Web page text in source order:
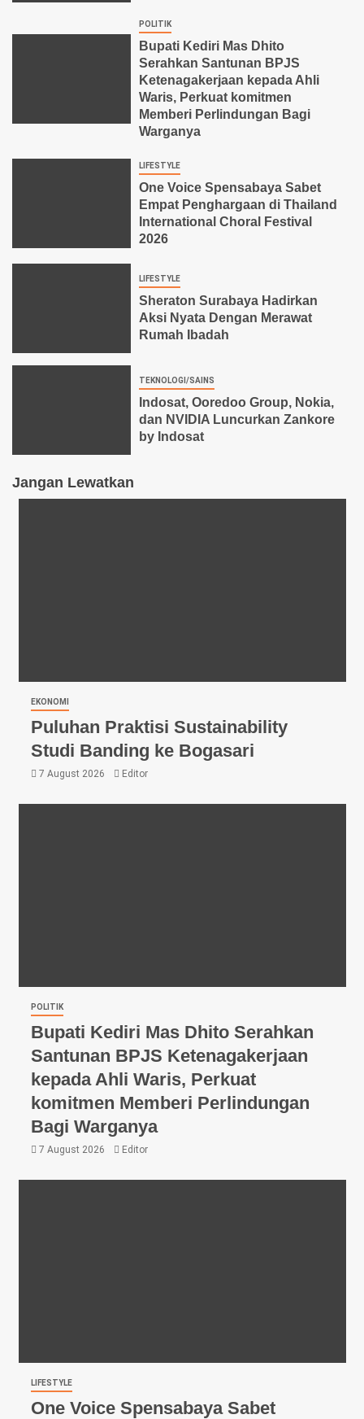
POLITIK
Bupati Kediri Mas Dhito
Serahkan Santunan BPJS
Ketenagakerjaan kepada Ahli
Waris, Perkuat komitmen
Memberi Perlindungan Bagi
Warganya
LIFESTYLE
One Voice Spensabaya Sabet
Empat Penghargaan di Thailand
International Choral Festival
2026
LIFESTYLE
Sheraton Surabaya Hadirkan
Aksi Nyata Dengan Merawat
Rumah Ibadah
TEKNOLOGI/SAINS
Indosat, Ooredoo Group, Nokia,
dan NVIDIA Luncurkan Zankore
by Indosat
Jangan Lewatkan
EKONOMI
Puluhan Praktisi Sustainability
Studi Banding ke Bogasari
7 August 2026 Editor
POLITIK
Bupati Kediri Mas Dhito Serahkan
Santunan BPJS Ketenagakerjaan
kepada Ahli Waris, Perkuat
komitmen Memberi Perlindungan
Bagi Warganya
7 August 2026 Editor
LIFESTYLE
One Voice Spensabaya Sabet